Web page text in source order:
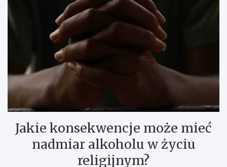
Jakie konsekwencje może mieć
nadmiar alkoholu w życiu
religijnym?